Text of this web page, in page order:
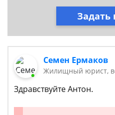
Задать
Семен Ермаков
Жилищный юрист,
Здравствуйте Антон.